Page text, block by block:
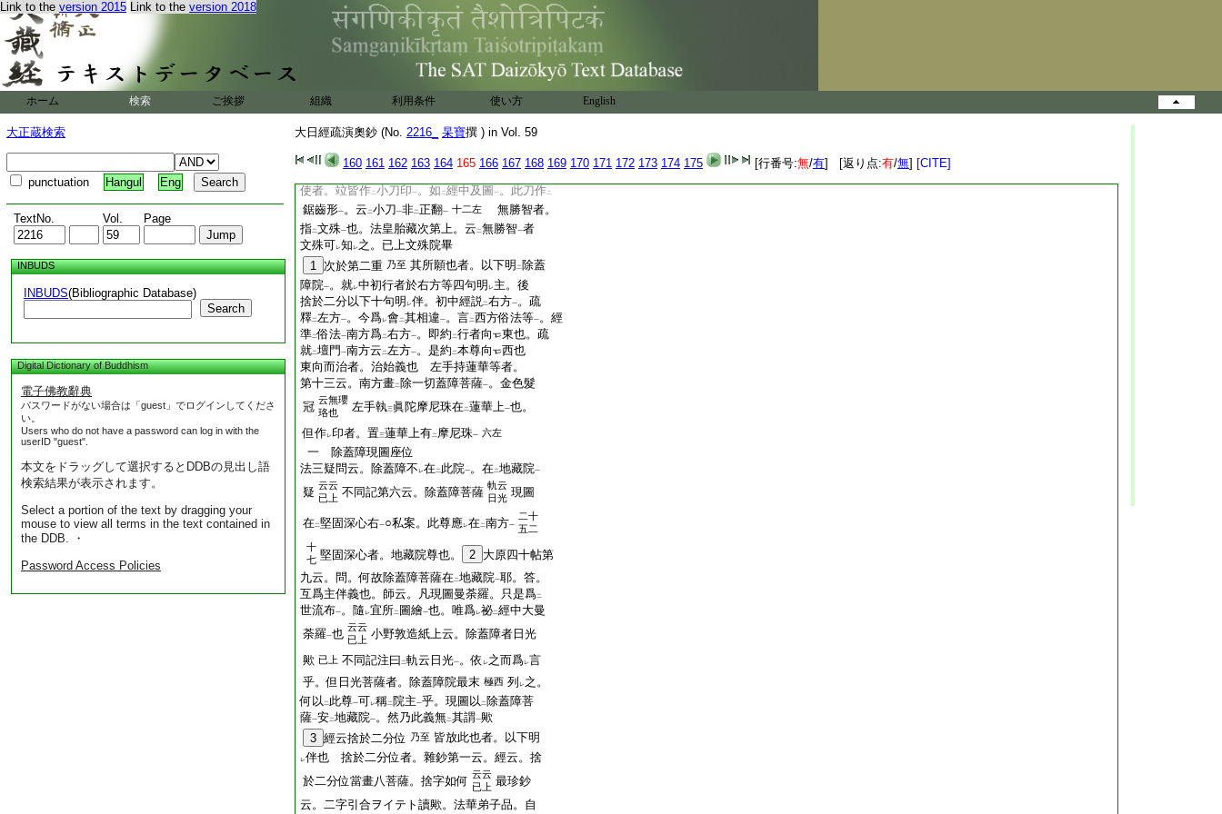
Link to the version 2015 Link to the version 2018
ホーム 検索 ご挨拶 組織 利用条件 使い方 English
大正蔵検索
punctuation Hangul Eng
TextNo. Vol. Page
INBUDS
INBUDS(Bibliographic Database)
Search
Digital Dictionary of Buddhism
電子佛教辭典
パスワードがない場合は「guest」でログインしてくださ
い。
Users who do not have a password can log in with the
userID "guest".
本文をドラッグして選択するとDDBの見出し語
検索結果が表示されます。
Select a portion of the text by dragging your
mouse to view all terms in the text contained in
the DDB. ・
Password Access Policies
大日經疏演奧鈔 (No. 2216_ 杲寶撰 ) in Vol. 59
160 161 162 163 164 165 166 167 168 169 170 171 172 173 174 175 [行番号:無/有] [返り点:有/無] [CITE]
次諸奉教者
亦是文殊奉教者。與
使者少異也二十五左 第十云。次諸
奉教者○此謂專在
本尊之側承 命。往來隨
所作 者也 十二右 第六云。其使者奉教者
。其使者操二 持刀棒一。状如二
夾門守禦 。奉教者或執 持於棒印 。或瞻
仰所
尊一。若レ受二指麾教勅一
不同記第五云。私云。
五奉教所持物。諸圖皆不同也。今祕密品説
二
羌掲梨印
諸奉教皆羌掲梨印 已上 第十六釋云。諸奉教
使者。竝皆作二小刀印一。如 二經中及圖 一。此刀作二
鋸齒形一。云 二小刀一非二正翻一 十二左
無勝智者。
指二文殊一也。法皇胎藏次第上。云 二無勝智一者
文殊可レ知 レ之。已上文殊院畢
1 次於第二重 乃至 其所願也者。以下明 二 除蓋
障院一。就レ中初行者於右方等四句明 レ主。後
捨於二分以下十句明 レ伴。初中經説二右方一。疏
釋二左方一。今爲レ會二其相違一。言二西方俗法等一。經
準二俗法一南方爲二右方一。即約 二行者向
東也。疏
就二壇門 一南方云 二左方一。是約 二本尊向
西也
東向而治者。治始義也 左手持蓮華等者。
第十三云。南方畫二 除一切蓋障菩薩一。金色髮
冠 云無瓔
珞也
左手執三眞陀摩尼珠在二蓮華上一也。
但作レ印者。置三蓮華上有二 摩尼珠一 六左
一 除蓋障現圖座位
法三疑問云。除蓋障不 レ在二 此院一。在二地藏院一
疑 云云
已上 不同記第六云。除蓋障菩薩 軌云
日光 現圖
在二堅固深心右一○私案。此尊應レ在二南方一
二十
五二
十
七 堅固深心者。地藏院尊也。 2 大原四十帖第
九云。問。何故除蓋障菩薩在二地藏院一耶。答。
互爲主伴義也。師云。凡現圖曼荼羅。只是爲二
世流布一。隨 レ宜所二 圖繪一也。唯爲レ祕二經中大曼
荼羅一也 云云
已上 小野敦造紙上云。除蓋障者日光
歟 已上 不同記注曰 二軌云日光一。依 レ之而爲レ言
乎。但日光菩薩者。除蓋障院最末 極西 列 レ之。
何以 二 此尊一可レ稱二 院主一乎。現圖以 二 除蓋障菩
薩一安二地藏院一。然乃此義無二其謂一歟
3 經云捨於二分位 乃至 皆放此也者。以下明
レ伴也 捨於二分位者。雜鈔第一云。經云。捨
於二分位當畫八菩薩。捨字如何 云云
已上 最珍鈔
云。二字引合ヲイテト讀歟。法華弟子品。自